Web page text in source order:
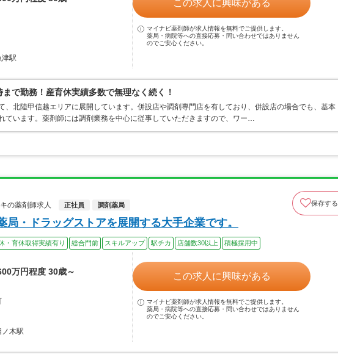
駅
この求人に興味がある
マイナビ薬剤師が求人情報を無料でご提供します。
薬局・病院等への直接応募・問い合わせではありません
のでご安心ください。
で勤務！産育休実績多数で無理なく続く！
、北陸甲信越エリアに展開しています。併設店や調剤専門店を有しており、併設店の場合でも、基本
ています。薬剤師には調剤業務を中心に従事していただきますので、ワー…
の薬剤師求人
正社員 調剤薬局 保存する
局・ドラッグストアを展開する大手企業です。
・育休取得実績有り 総合門前 スキルアップ 駅チカ 店舗数30以上 積極採用中
万円程度 30歳～
木駅
この求人に興味がある
マイナビ薬剤師が求人情報を無料でご提供します。
薬局・病院等への直接応募・問い合わせではありません
のでご安心ください。